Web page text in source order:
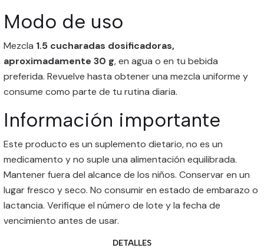
Modo de uso
Mezcla 1.5 cucharadas dosificadoras,
aproximadamente 30 g, en agua o en tu bebida
preferida. Revuelve hasta obtener una mezcla uniforme y
consume como parte de tu rutina diaria.
Información importante
Este producto es un suplemento dietario, no es un
medicamento y no suple una alimentación equilibrada.
Mantener fuera del alcance de los niños. Conservar en un
lugar fresco y seco. No consumir en estado de embarazo o
lactancia. Verifique el número de lote y la fecha de
vencimiento antes de usar.
DETALLES